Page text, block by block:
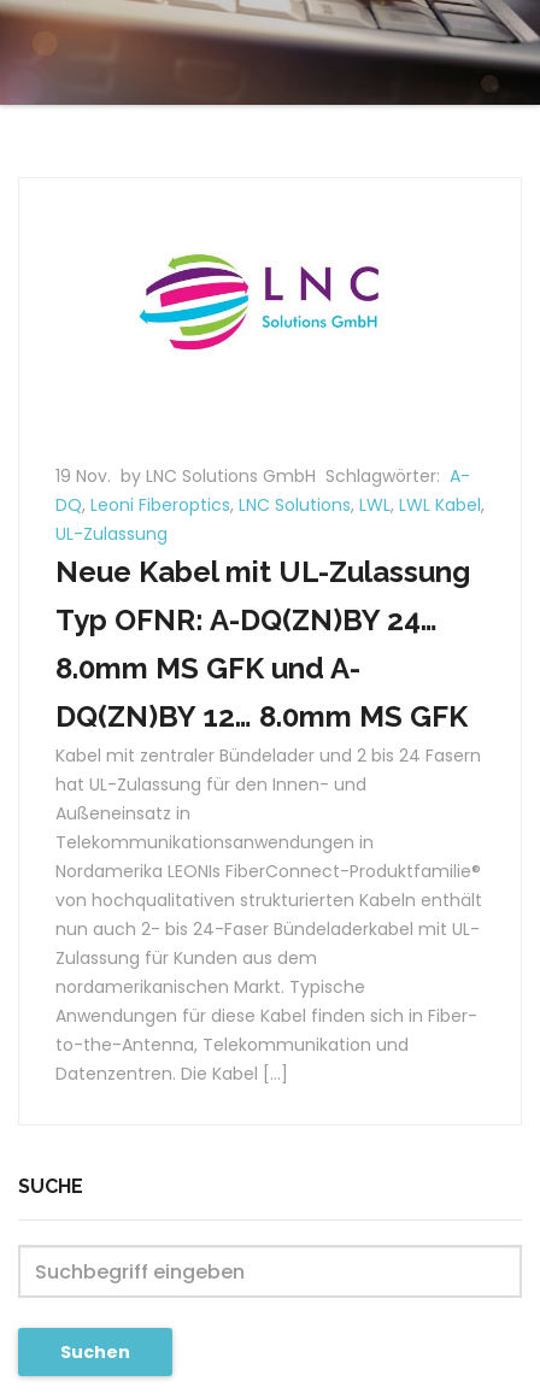
19 Nov. by LNC Solutions GmbH Schlagwörter: A-
DQ, Leoni Fiberoptics, LNC Solutions, LWL, LWL Kabel,
UL-Zulassung
Neue Kabel mit UL-Zulassung
Typ OFNR: A-DQ(ZN)BY 24…
8.0mm MS GFK und A-
DQ(ZN)BY 12… 8.0mm MS GFK
Kabel mit zentraler Bündelader und 2 bis 24 Fasern
hat UL-Zulassung für den Innen- und
Außeneinsatz in
Telekommunikationsanwendungen in
Nordamerika LEONIs FiberConnect-Produktfamilie®
von hochqualitativen strukturierten Kabeln enthält
nun auch 2- bis 24-Faser Bündeladerkabel mit UL-
Zulassung für Kunden aus dem
nordamerikanischen Markt. Typische
Anwendungen für diese Kabel finden sich in Fiber-
to-the-Antenna, Telekommunikation und
Datenzentren. Die Kabel […]
SUCHE
Suchen